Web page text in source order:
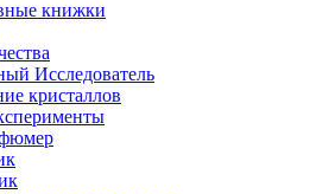
книжки
Исследователь
кристаллов